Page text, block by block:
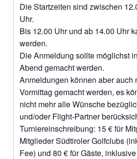
Die Startzeiten sind zwischen
Uhr.
Bis 12.00 Uhr und ab 14.00 Uhr
werden.
Die Anmeldung sollte möglichst
Abend gemacht werden.
Anmeldungen können aber auch
Vormittag gemacht werden, es
nicht mehr alle Wünsche
und/oder Flight-Partner
Turniereinschreibung: 15 € für
Mitglieder Südtiroler Golfclubs
Fee) und 80 € für Gäste,